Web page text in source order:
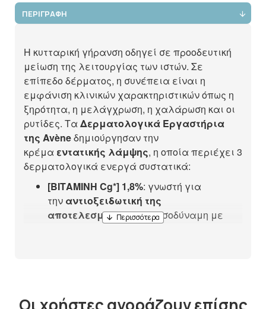
ΠΕΡΙΓΡΑΦΗ
Η κυτταρική γήρανση οδηγεί σε προοδευτική
μείωση της λειτουργίας των ιστών. Σε
επίπεδο δέρματος, η συνέπεια είναι η
εμφάνιση κλινικών χαρακτηριστικών όπως η
ξηρότητα, η μελάγχρωση, η χαλάρωση και οι
ρυτίδες. Τα Δερματολογικά Εργαστήρια
της Avèneδημιούργησαν την
κρέμα εντατικής λάμψης, η οποία περιέχει 3
δερματολογικά ενεργά συστατικά:
[ΒΙΤΑΜΙΝΗ Cg*] 1,8%: γνωστή για
την αντιοξειδωτική της
αποτελεσματικότητα, ισοδύναμη με
προέλευσης,ενυδατώνει,λειαίνεικαι
Οι χρήστες αγοράζουν επίσης